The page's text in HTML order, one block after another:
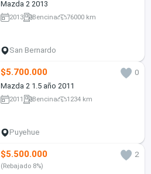
Mazda 2 2013
2013 Bencina 76000 km
San Bernardo
$5.700.000
0
Mazda 2 1.5 año 2011
2011 Bencina 1234 km
Puyehue
$5.500.000 2
(Rebajado 8%)